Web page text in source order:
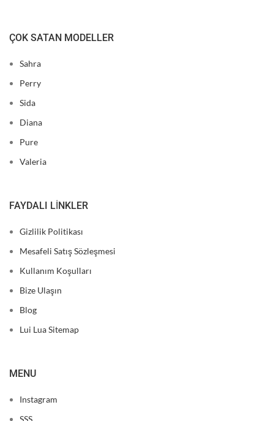
ÇOK SATAN MODELLER
Sahra
Perry
Sida
Diana
Pure
Valeria
FAYDALI LINKLER
Gizlilik Politikası
Mesafeli Satış Sözleşmesi
Kullanım Koşulları
Bize Ulaşın
Blog
Lui Lua Sitemap
MENU
Instagram
SSS